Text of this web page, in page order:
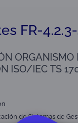
FR-
ISO/IEC TS
de Sistemas de